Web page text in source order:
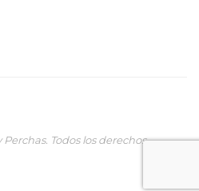
Todos los derechos